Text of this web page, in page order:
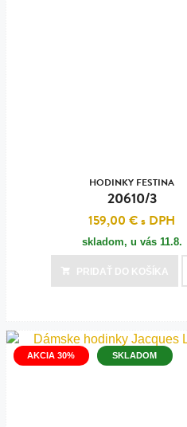
HODINKY FESTINA
20610/3
159,00 €s DPH
skladom, u vás 11.8.
PRIDAŤDO KOŠÍKA
AKCIA 30% SKLADOM